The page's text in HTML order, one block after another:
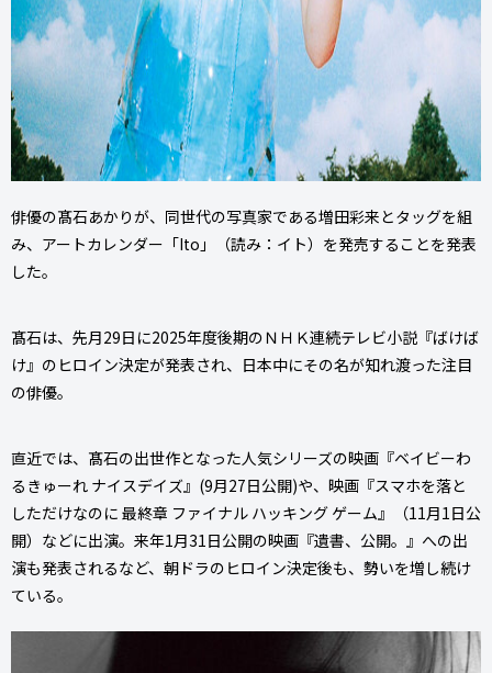
俳優の髙石あかりが、同世代の写真家である増田彩来とタッグを組
み、アートカレンダー「Ito」（読み：イト）を発売することを発表
した。
髙石は、先月29日に2025年度後期のＮＨＫ連続テレビ小説『ばけば
け』のヒロイン決定が発表され、日本中にその名が知れ渡った注目
の俳優。
直近では、髙石の出世作となった人気シリーズの映画『ベイビーわ
るきゅーれ ナイスデイズ』(9月27日公開)や、映画『スマホを落と
しただけなのに 最終章 ファイナル ハッキング ゲーム』（11月1日公
開）などに出演。来年1月31日公開の映画『遺書、公開。』への出
演も発表されるなど、朝ドラのヒロイン決定後も、勢いを増し続け
ている。